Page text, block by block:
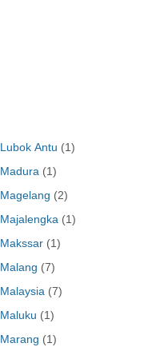
Lubok Antu (1)
Madura (1)
Magelang (2)
Majalengka (1)
Makssar (1)
Malang (7)
Malaysia (7)
Maluku (1)
Marang (1)